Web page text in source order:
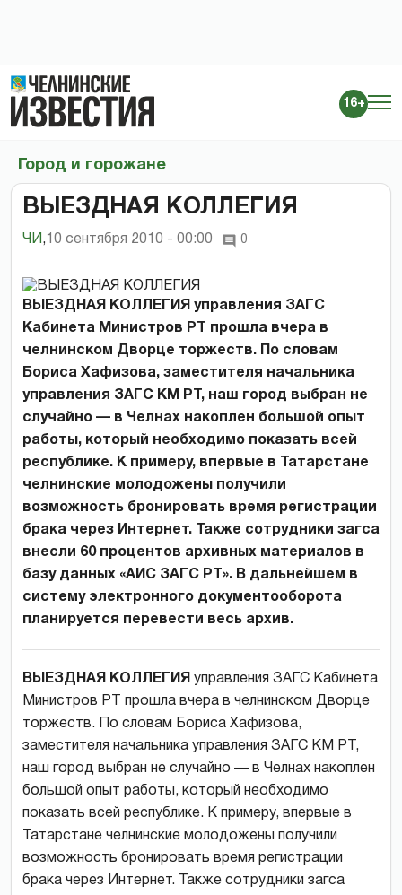
16+
Город и горожане
ВЫЕЗДНАЯ КОЛЛЕГИЯ
ЧИ , 10 сентября 2010 - 00:00 0
ВЫЕЗДНАЯ КОЛЛЕГИЯ управления ЗАГС
Кабинета Министров РТ прошла вчера в
челнинском Дворце торжеств. По словам
Бориса Хафизова, заместителя начальника
управления ЗАГС КМ РТ, наш город выбран не
случайно — в Челнах накоплен большой опыт
работы, который необходимо показать всей
республике. К примеру, впервые в Татарстане
челнинские молодожены получили
возможность бронировать время регистрации
брака через Интернет. Также сотрудники загса
внесли 60 процентов архивных материалов в
базу данных «АИС ЗАГС РТ». В дальнейшем в
систему электронного документооборота
планируется перевести весь архив.
ВЫЕЗДНАЯ КОЛЛЕГИЯ управления ЗАГС Кабинета
Министров РТ прошла вчера в челнинском Дворце
торжеств. По словам Бориса Хафизова,
заместителя начальника управления ЗАГС КМ РТ,
наш город выбран не случайно — в Челнах накоплен
большой опыт работы, который необходимо
показать всей республике. К примеру, впервые в
Татарстане челнинские молодожены получили
возможность бронировать время регистрации
брака через Интернет. Также сотрудники загса